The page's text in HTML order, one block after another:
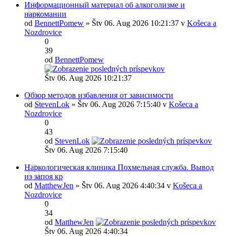
Информационный материал об алкоголизме и
наркомании
od BennettPomew » Štv 06. Aug 2026 10:21:37 v Košeca a
Nozdrovice
0
39
od BennettPomew
Štv 06. Aug 2026 10:21:37
Обзор методов избавления от зависимости
odStevenLok » Štv 06. Aug 2026 7:15:40 v Košeca a
Nozdrovice
0
43
od StevenLok
Štv 06. Aug 2026 7:15:40
Наркологическая клиника Похмельная служба. Вывод
из запоя кр
od MatthewJen » Štv 06. Aug 2026 4:40:34 v Košeca a
Nozdrovice
0
34
od MatthewJen
Štv 06. Aug 2026 4:40:34